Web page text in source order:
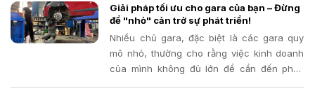
kinh doanh toàn diện và tối ưu lợi nhuận?
Nếu vậy, Kgara chính là chìa khóa mà bạn
đang cần!
Giải pháp tối ưu cho gara của bạn – Đừng
để "nhỏ" cản trở sự phát triển!
Nhiều chủ gara, đặc biệt là các gara quy
mô nhỏ, thường cho rằng việc kinh doanh
của mình không đủ lớn để cần đến phần